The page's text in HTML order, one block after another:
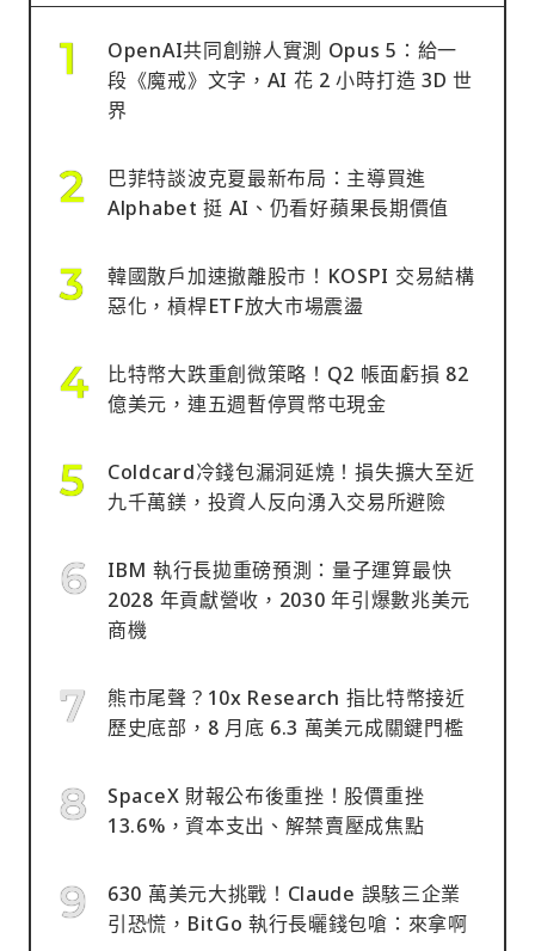
OpenAI共同創辦人實測 Opus 5：給一
段《魔戒》文字，AI 花 2 小時打造 3D 世
界
巴菲特談波克夏最新布局：主導買進
Alphabet 挺 AI、仍看好蘋果長期價值
韓國散戶加速撤離股市！KOSPI 交易結構
惡化，槓桿ETF放大市場震盪
比特幣大跌重創微策略！Q2 帳面虧損 82
億美元，連五週暫停買幣屯現金
Coldcard冷錢包漏洞延燒！損失擴大至近
九千萬鎂，投資人反向湧入交易所避險
IBM 執行長拋重磅預測：量子運算最快
2028 年貢獻營收，2030 年引爆數兆美元
商機
熊市尾聲？10x Research 指比特幣接近
歷史底部，8 月底 6.3 萬美元成關鍵門檻
SpaceX 財報公布後重挫！股價重挫
13.6%，資本支出、解禁賣壓成焦點
630 萬美元大挑戰！Claude 誤駭三企業
引恐慌，BitGo 執行長曬錢包嗆：來拿啊